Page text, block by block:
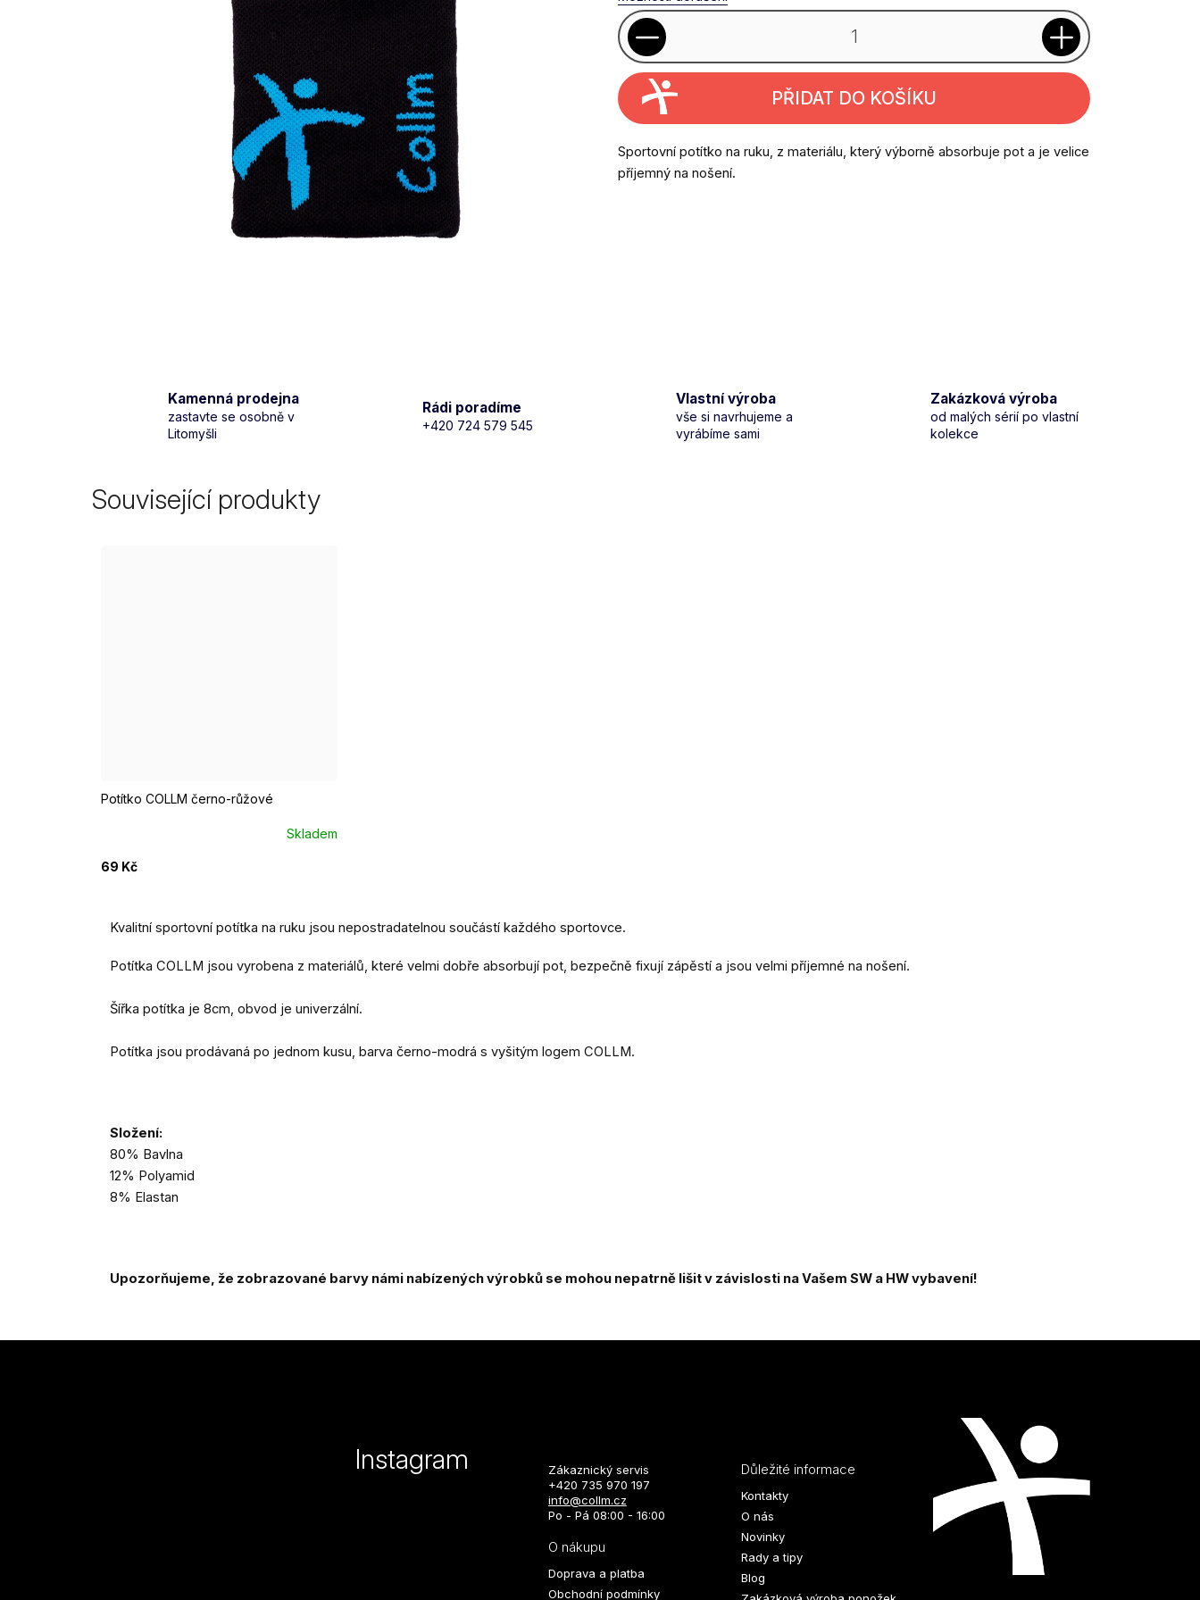
PŘIDAT DO KOŠÍKU
Sportovní potítko na ruku, z materiálu, který výborně absorbuje pot a je velice
příjemný na nošení.
Kamenná prodejna
zastavte se osobně v
Litomyšli
Rádi poradíme
+420 724 579 545
Vlastní výroba
vše si navrhujeme a
vyrábíme sami
Zakázková výroba
od malých sérií po vlastní
kolekce
Související produkty
Potítko COLLM černo-růžové
Skladem
69 Kč
Kvalitní sportovní potítka na ruku jsou nepostradatelnou součástí každého sportovce.
Potítka COLLM jsou vyrobena z materiálů, které velmi dobře absorbují pot, bezpečně fixují zápěstí a jsou velmi příjemné na nošení.
Šířka potítka je 8cm, obvod je univerzální.
Potítka jsou prodávaná po jednom kusu, barva černo-modrá s vyšitým logem COLLM.
Složení:
80% Bavlna
12% Polyamid
8% Elastan
Upozorňujeme, že zobrazované barvy námi nabízených výrobků se mohou nepatrně lišit v závislosti na Vašem SW a HW vybavení!
Instagram
Zákaznický servis
+420 735 970 197
info@collm.cz
Po - Pá 08:00 - 16:00
O nákupu
Doprava a platba
Obchodní podmínky
Důležité informace
Kontakty
O nás
Novinky
Rady a tipy
Blog